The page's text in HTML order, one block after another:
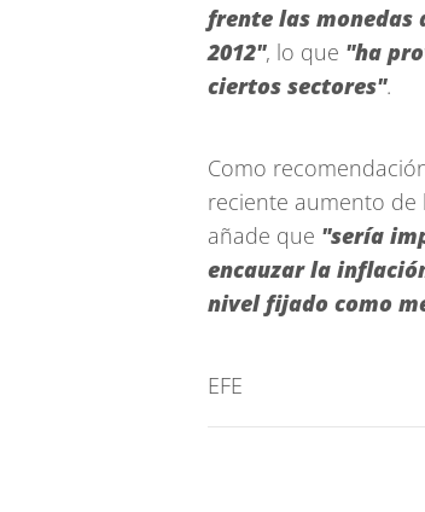
frente las monedas
2012", lo que "ha
ciertos sectores".
Como
reciente aumento de
añade que "sería
encauzar la
nivel fijado como
EFE